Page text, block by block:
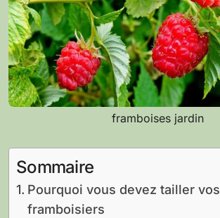
framboises jardin
Sommaire
Pourquoi vous devez tailler vos
framboisiers